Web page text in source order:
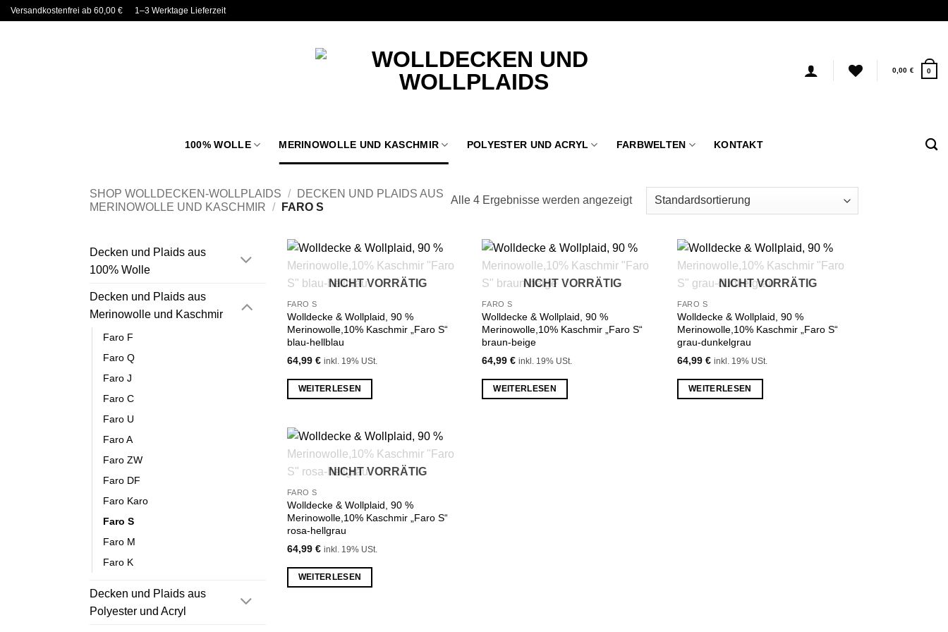
ZumVersandkostenfrei ab 60,00 € 1–3 Werktage Lieferzeit
0,00 € 0
100% WOLLE MERINOWOLLE UND KASCHMIR POLYESTER UND ACRYL FARBWELTEN KONTAKT
SHOP WOLLDECKEN-WOLLPLAIDS /
DECKEN UND PLAIDS AUS
MERINOWOLLE UND KASCHMIR / FARO S
Alle 4 Ergebnisse werden angezeigt
Decken und Plaids aus
100% Wolle
Decken und Plaids aus
Merinowolle und Kaschmir
Faro F
Faro Q
Faro J
Faro C
Faro U
Faro A
Faro ZW
Faro DF
Faro Karo
Faro S
Faro M
Faro K
Decken und Plaids aus
Polyester und Acryl
Wunschliste
NICHT VORRÄTIG
FARO S
Wolldecke & Wollplaid, 90 %
Merinowolle,10% Kaschmir „Faro S“
blau-hellblau
64,99 € inkl. 19% USt.
WEITERLESEN
Wunschliste
NICHT VORRÄTIG
FARO S
Wolldecke & Wollplaid, 90 %
Merinowolle,10% Kaschmir „Faro S“
braun-beige
64,99€ inkl. 19% USt.
WEITERLESEN
Wunschliste
NICHT VORRÄTIG
FARO S
Wolldecke & Wollplaid, 90 %
Merinowolle,10% Kaschmir „Faro S“
grau-dunkelgrau
64,99€ inkl. 19% USt.
WEITERLESEN
Wunschliste
NICHT VORRÄTIG
FARO S
Wolldecke & Wollplaid, 90 %
Merinowolle,10% Kaschmir „Faro S“
rosa-hellgrau
64,99 € inkl. 19% USt.
WEITERLESEN